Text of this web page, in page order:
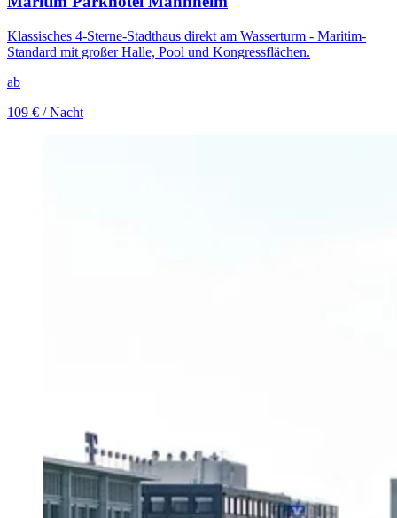
Klassisches 4-Sterne-Stadthaus direkt am Wasserturm - Maritim-
Standard mit großer Halle, Pool und Kongressflächen.
ab
109 € / Nacht